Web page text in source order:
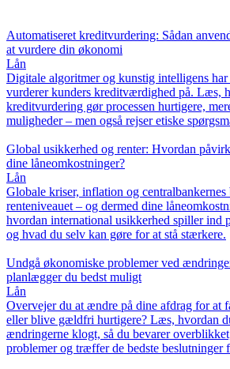
Automatiseret kreditvurdering: Sådan
at vurdere din økonomi
Lån
Digitale algoritmer og kunstig intelligens
vurderer kunders kreditværdighed på. Læs,
kreditvurdering gør processen hurtigere,
muligheder – men også rejser etiske
Global usikkerhed og renter: Hvordan
dine låneomkostninger?
Lån
Globale kriser, inflation og
renteniveauet – og dermed dine
hvordan international usikkerhed spiller ind
og hvad du selv kan gøre for at stå stærkere.
Undgå økonomiske problemer ved
planlægger du bedst muligt
Lån
Overvejer du at ændre på dine afdrag for at
eller blive gældfri hurtigere? Læs, hvordan
ændringerne klogt, så du bevarer
problemer og træffer de bedste beslutninger